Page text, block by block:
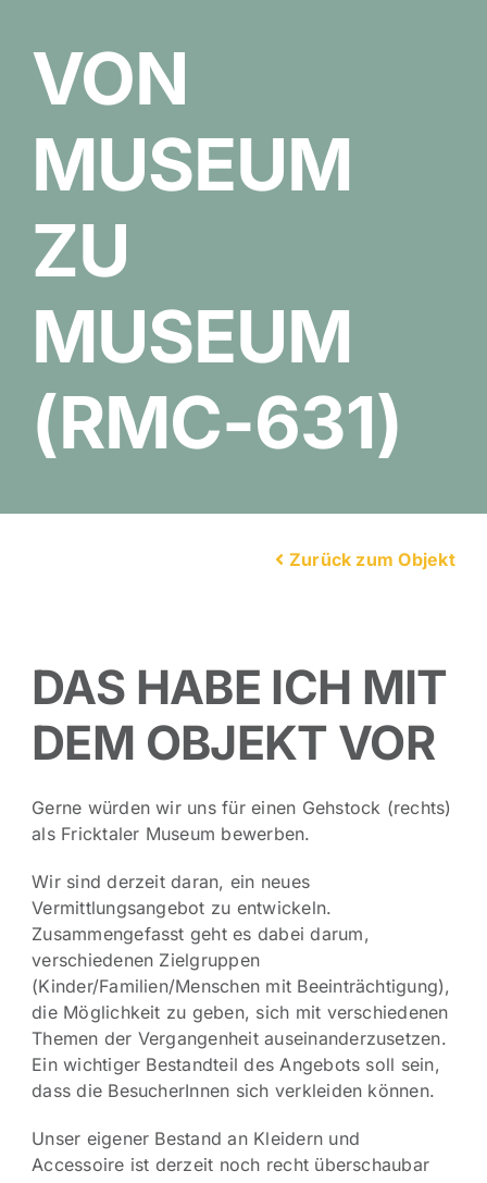
VON
MUSEUM
ZU
MUSEUM
(RMC-631)
Zurück zum Objekt
DAS HABE ICH MIT
DEM OBJEKT VOR
Gerne würden wir uns für einen Gehstock (rechts)
als Fricktaler Museum bewerben.
Wir sind derzeit daran, ein neues
Vermittlungsangebot zu entwickeln.
Zusammengefasst geht es dabei darum,
verschiedenen Zielgruppen
(Kinder/Familien/Menschen mit Beeinträchtigung),
die Möglichkeit zu geben, sich mit verschiedenen
Themen der Vergangenheit auseinanderzusetzen.
Ein wichtiger Bestandteil des Angebots soll sein,
dass die BesucherInnen sich verkleiden können.
Unser eigener Bestand an Kleidern und
Accessoire ist derzeit noch recht überschaubar